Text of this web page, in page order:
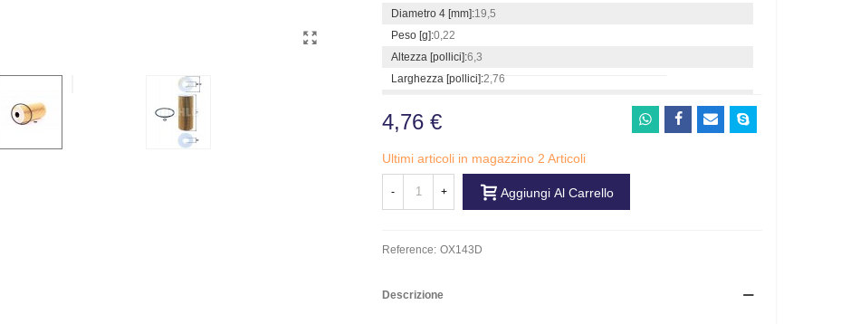
Diametro 4 [mm]:19,5
Peso [g]:0,22
Altezza [pollici]:6,3
Larghezza [pollici]:2,76
4,76 €
Ultimi articoli in magazzino 2 Articoli
- + Aggiungi Al Carrello
Reference: OX143D
Descrizione